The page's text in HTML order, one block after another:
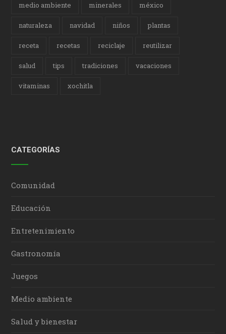
medio ambiente minerales méxico
naturaleza navidad niños plantas
receta recetas reciclaje reutilizar
salud tips tradiciones vacaciones
vitaminas xochitla
CATEGORÍAS
Comunidad
Educación
Entretenimiento
Gastronomía
Juegos
Medio ambiente
Salud y bienestar